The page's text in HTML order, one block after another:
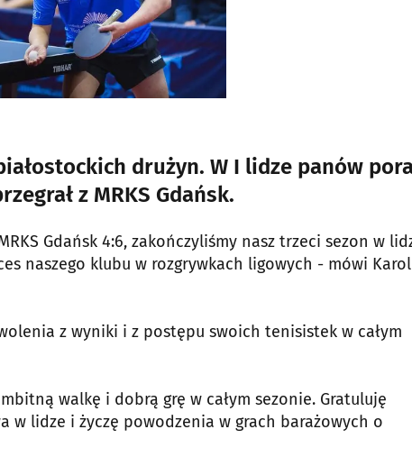
drużyn. W I lidze panów
z MRKS Gdańsk.
Gdańsk 4:6, zakończyliśmy nasz trzeci sezon w
naszego klubu w rozgrywkach ligowych - mówi Karol
z wyniki i z postępu swoich tenisistek w całym
walkę i dobrą grę w całym sezonie. Gratuluję
w lidze i życzę powodzenia w grach barażowych o